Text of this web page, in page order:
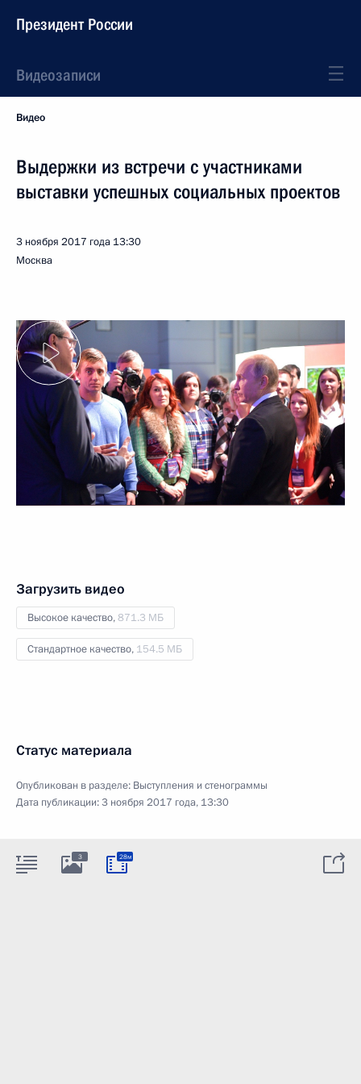
Президент России
Видеозаписи
Видео
Выдержки из встречи с участниками
выставки успешных социальных проектов
3 ноября 2017 года 13:30
Москва
Загрузить видео
Высокое качество,871.3 МБ
Стандартное качество, 154.5 МБ
Статус материала
Опубликован в разделе: Выступления и стенограммы
Дата публикации:3 ноября 2017 года, 13:30
3 28м